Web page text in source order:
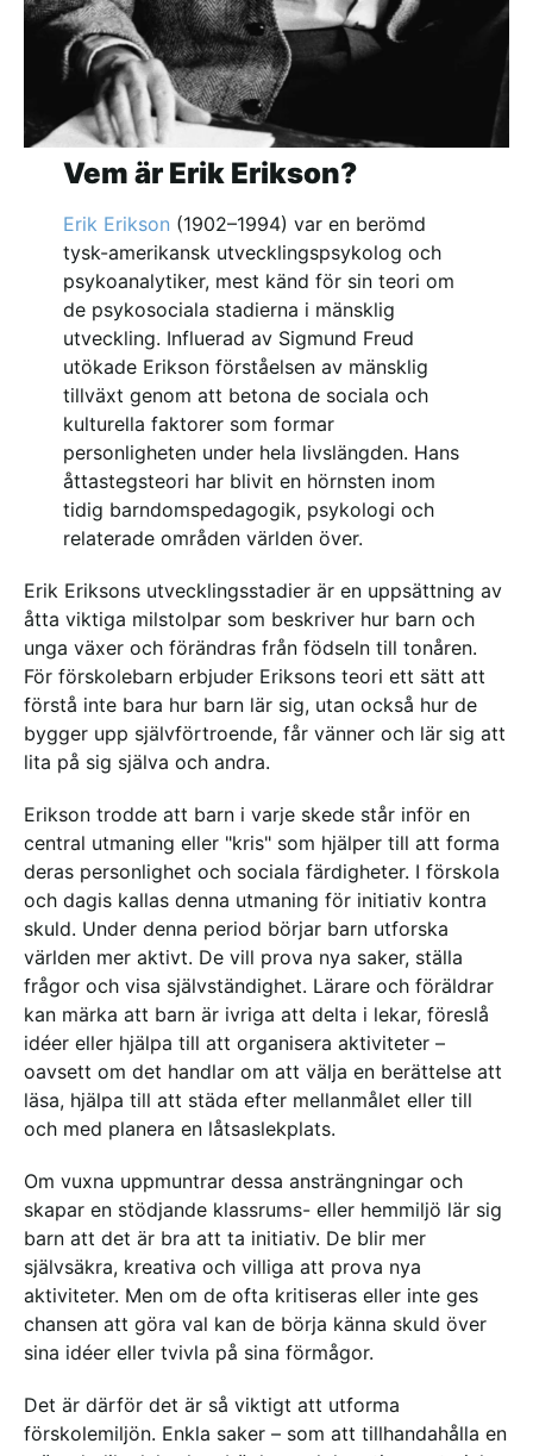
Vem är Erik Erikson?
Erik Erikson (1902–1994) var en berömd
tysk-amerikansk utvecklingspsykolog och
psykoanalytiker, mest känd för sin teori om
de psykosociala stadierna i mänsklig
utveckling. Influerad av Sigmund Freud
utökade Erikson förståelsen av mänsklig
tillväxt genom att betona de sociala och
kulturella faktorer som formar
personligheten under hela livslängden. Hans
åttastegsteori har blivit en hörnsten inom
tidig barndomspedagogik, psykologi och
relaterade områden världen över.
Erik Eriksons utvecklingsstadier är en uppsättning av
åtta viktiga milstolpar som beskriver hur barn och
unga växer och förändras från födseln till tonåren.
För förskolebarn erbjuder Eriksons teori ett sätt att
förstå inte bara hur barn lär sig, utan också hur de
bygger upp självförtroende, får vänner och lär sig att
lita på sig själva och andra.
Erikson trodde att barn i varje skede står inför en
central utmaning eller "kris" som hjälper till att forma
deras personlighet och sociala färdigheter. I förskola
och dagis kallas denna utmaning för initiativ kontra
skuld. Under denna period börjar barn utforska
världen mer aktivt. De vill prova nya saker, ställa
frågor och visa självständighet. Lärare och föräldrar
kan märka att barn är ivriga att delta i lekar, föreslå
idéer eller hjälpa till att organisera aktiviteter –
oavsett om det handlar om att välja en berättelse att
läsa, hjälpa till att städa efter mellanmålet eller till
och med planera en låtsaslekplats.
Om vuxna uppmuntrar dessa ansträngningar och
skapar en stödjande klassrums- eller hemmiljö lär sig
barn att det är bra att ta initiativ. De blir mer
självsäkra, kreativa och villiga att prova nya
aktiviteter. Men om de ofta kritiseras eller inte ges
chansen att göra val kan de börja känna skuld över
sina idéer eller tvivla på sina förmågor.
Det är därför det är så viktigt att utforma
förskolemiljön. Enkla saker – som att tillhandahålla en